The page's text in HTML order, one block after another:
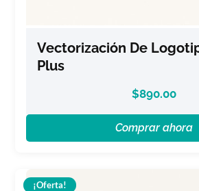
Vectorización De
Plus
$890.00
Comprar ahora
¡Oferta!